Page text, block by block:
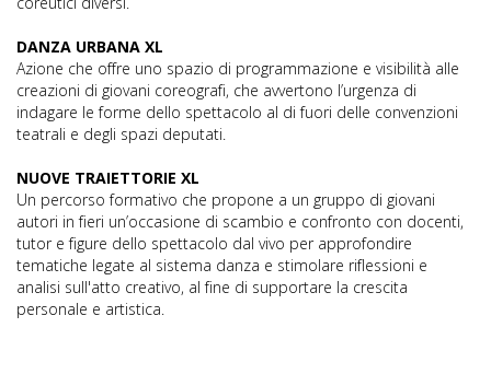
DANZA URBANA XL
Azione che offre uno spazio di programmazione e visibilità alle
creazioni di giovani coreografi, che avvertono l’urgenza di
indagare le forme dello spettacolo al di fuori delle convenzioni
teatrali e degli spazi deputati.
NUOVE TRAIETTORIE XL
Un percorso formativo che propone a un gruppo di giovani
autori in fieri un’occasione di scambio e confronto con docenti,
tutor e figure dello spettacolo dal vivo per approfondire
tematiche legate al sistema danza e stimolare riflessioni e
analisi sull'atto creativo, al fine di supportare la crescita
personale e artistica.